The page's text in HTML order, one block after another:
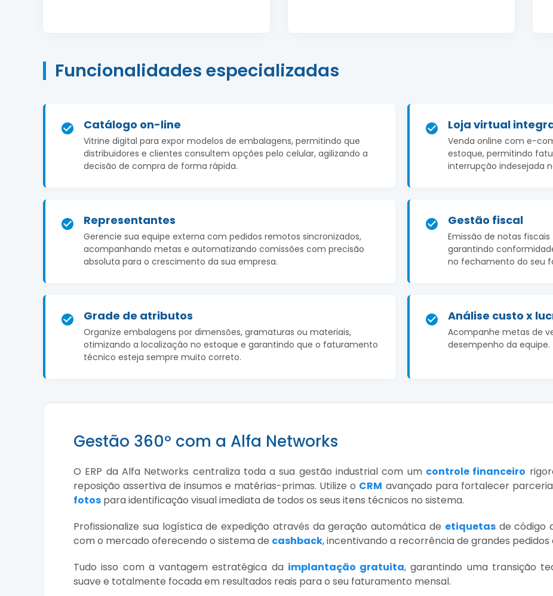
Funcionalidades especializadas
Catálogo on-line
Vitrine digital para expor modelos de embalagens, permitindo que
distribuidores e clientes consultem opções pelo celular, agilizando a
decisão de compra de forma rápida.
Loja virtual
Venda online com e-
estoque, permitindo
interrupção indesejada
Representantes
Gerencie sua equipe externa com pedidos remotos sincronizados,
acompanhando metas e automatizando comissões com precisão
absoluta para o crescimento da sua empresa.
Gestão fiscal
Emissão de notas
garantindo
no fechamento do seu
Grade de atributos
Organize embalagens por dimensões, gramaturas ou materiais,
otimizando a localização no estoque e garantindo que o faturamento
técnico esteja sempre muito correto.
Análise custo x
Acompanhe metas de
desempenho da equipe.
Gestão 360º com a Alfa Networks
O ERP da Alfa Networks centraliza toda a sua gestão industrial com um controle financeiro
reposição assertiva de insumos e matérias-primas. Utilize o CRM avançado para fortalecer
fotos para identificação visual imediata de todos os seus itens técnicos no sistema.
Profissionalize sua logística de expedição através da geração automática de etiquetasde código
com o mercado oferecendo o sistema de cashback, incentivando a recorrência de grandes pedidos
Tudo isso com a vantagem estratégica da implantação gratuita, garantindo uma transição
suave e totalmente focada em resultados reais para o seu faturamento mensal.